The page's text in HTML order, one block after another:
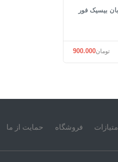
بیسیک فور
تومان900.000
فروشگاه حمایت از ما